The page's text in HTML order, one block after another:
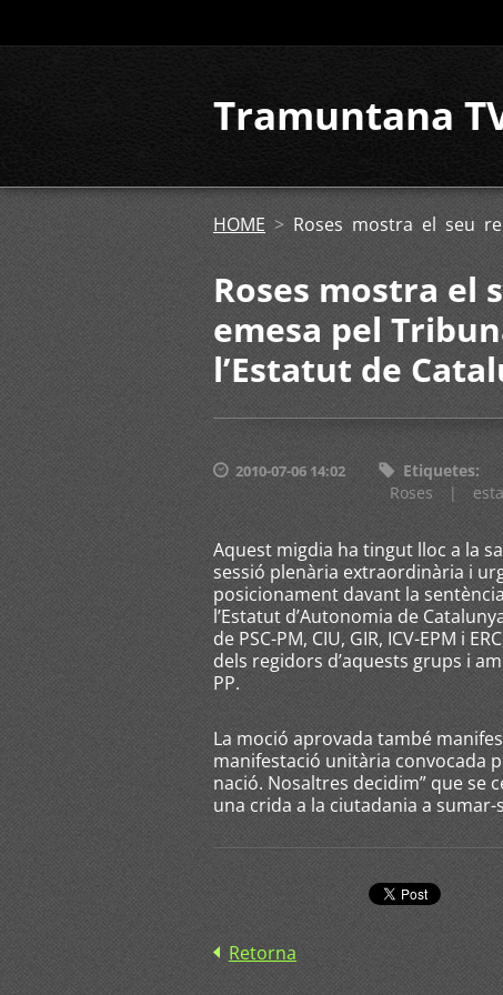
Tramuntana
HOME > Roses mostra el seu
Roses mostra el
emesa pel
l’Estatut de
2010-07-06 14:02 Etiquetes:
Roses
|
Aquest migdia ha tingut lloc a la
sessió plenària extraordinària i
posicionament davant la
l’Estatut d’Autonomia de
de PSC-PM, CIU, GIR, ICV-EPM i
dels regidors d’aquests grups i
PP.
La moció aprovada també
manifestació unitària convocada
nació. Nosaltres decidim” que se
una crida a la ciutadania a
Retorna